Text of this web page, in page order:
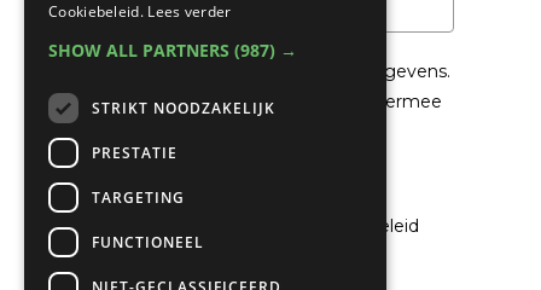
We gaan voorzichtig om met je gegevens.
Lees in hetPrivacybeleid
hoe we hiermee
Ik ga akkoord met het privacybeleid
Cookiebeleid. Lees verder
SHOW ALL PARTNERS (987) →
STRIKT NOODZAKELIJK
PRESTATIE
TARGETING
FUNCTIONEEL